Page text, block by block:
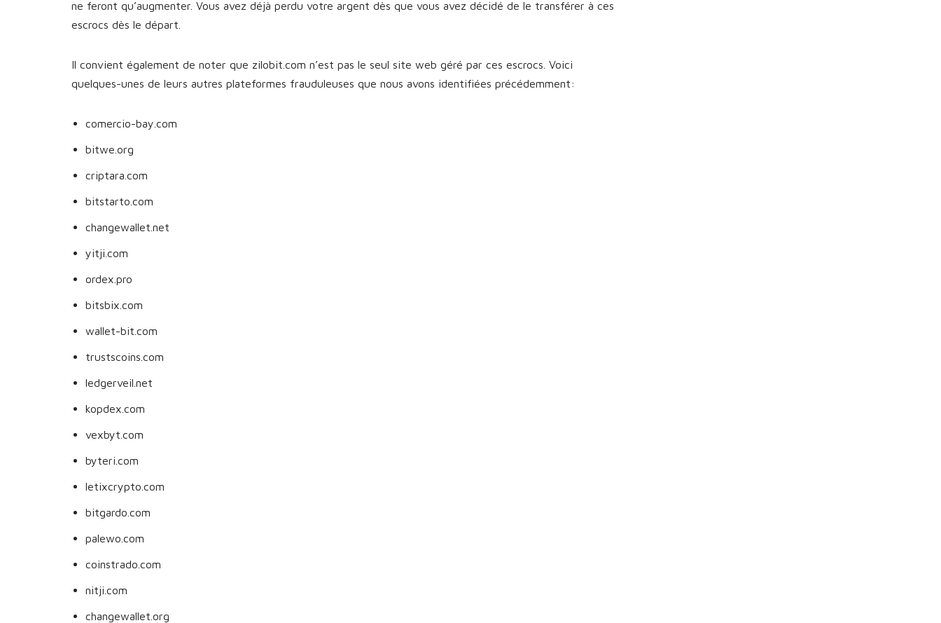
ne feront qu’augmenter. Vous avez déjà perdu votre argent dès que vous avez décidé de le transférer à ces
escrocs dès le départ.
Il convient également de noter que zilobit.com n’est pas le seul site web géré par ces escrocs. Voici
quelques-unes de leurs autres plateformes frauduleuses que nous avons identifiées précédemment:
comercio-bay.com
bitwe.org
criptara.com
bitstarto.com
changewallet.net
yitji.com
ordex.pro
bitsbix.com
wallet-bit.com
trustscoins.com
ledgerveil.net
kopdex.com
vexbyt.com
byteri.com
letixcrypto.com
bitgardo.com
palewo.com
coinstrado.com
nitji.com
changewallet.org